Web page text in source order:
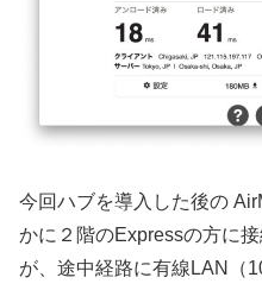
今回ハブを導入した後の
かに２階のExpressの方に
が、途中経路に有線LAN（